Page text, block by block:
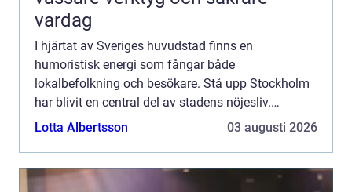
vardag
I hjärtat av Sveriges huvudstad finns en
humoristisk energi som fångar både
lokalbefolkning och besökare. Stå upp Stockholm
har blivit en central del av stadens nöjesliv.
Comedy-klubbar här lockar med sina m&arin...
Lotta Albertsson 03 augusti 2026